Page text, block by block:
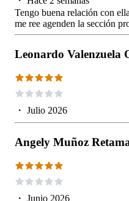
Tengo buena relación con
me ree agenden la sección
Leonardo Valenzuela
・ Julio 2026
Angely Muñoz
・ Junio 2026